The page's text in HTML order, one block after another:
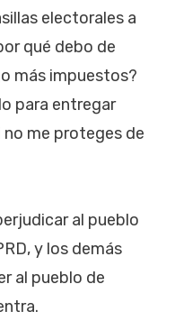
electorales a
qué debo de
más impuestos?
para entregar
me proteges de
al pueblo
y los demás
al pueblo de